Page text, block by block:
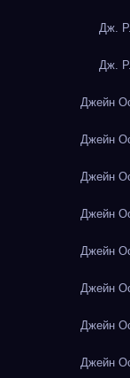
Дж.
Дж.
Джейн
Джейн
Джейн
Джейн
Джейн
Джейн
Джейн
Джейн